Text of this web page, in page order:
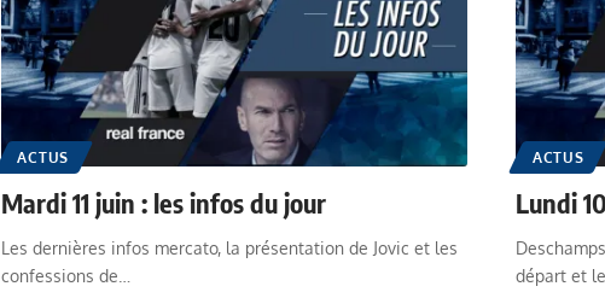
ACTUS
Mardi 11 juin : les infos du jour
Les dernières infos mercato, la présentation de Jovic et les
confessions de…
ACTUS
Lundi
départ et